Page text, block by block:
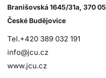
Branišovská 1645/31a, 370 05
České Budějovice
Tel.+420 389 032 191
info@jcu.cz
www.jcu.cz